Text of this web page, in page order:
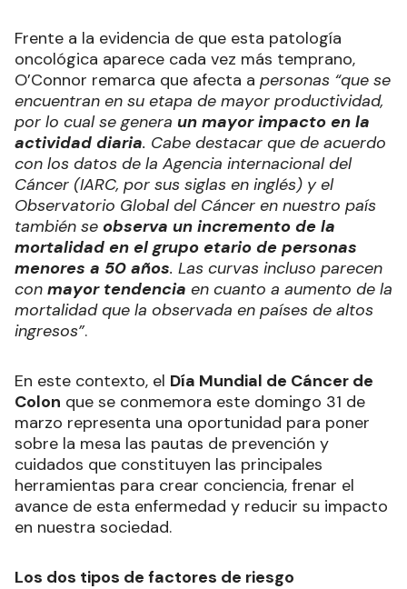
Frente a la evidencia de que esta patología
oncológica aparece cada vez más temprano,
O’Connor remarca que afecta a personas “que se
encuentran en su etapa de mayor productividad,
por lo cual se genera un mayor impacto en la
actividad diaria. Cabe destacar que de acuerdo
con los datos de la Agencia internacional del
Cáncer (IARC, por sus siglas en inglés) y el
Observatorio Global del Cáncer en nuestro país
también se observa un incremento de la
mortalidad en el grupo etario de personas
menores a 50 años. Las curvas incluso parecen
con mayor tendencia en cuanto a aumento de la
mortalidad que la observada en países de altos
ingresos”.
En este contexto, el Día Mundial de Cáncer de
Colon que se conmemora este domingo 31 de
marzo representa una oportunidad para poner
sobre la mesa las pautas de prevención y
cuidados que constituyen las principales
herramientas para crear conciencia, frenar el
avance de esta enfermedad y reducir su impacto
en nuestra sociedad.
Los dos tipos de factores de riesgo